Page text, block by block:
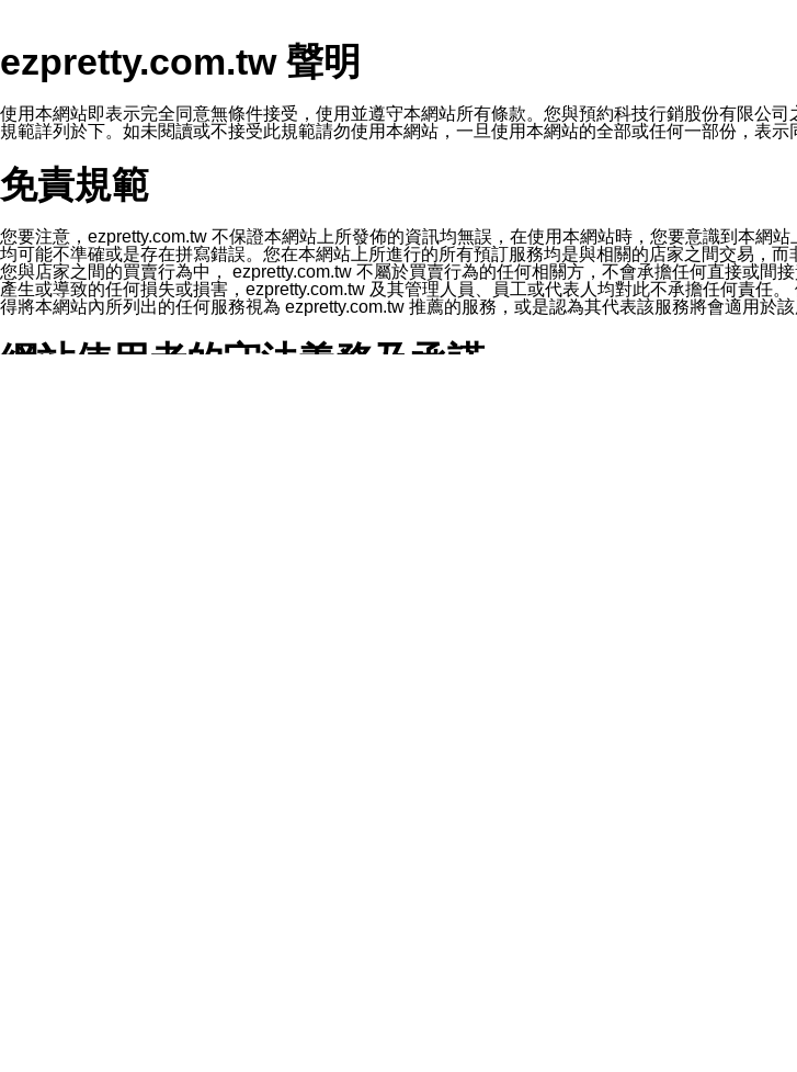
本公司/本服務將以通知型訊息傳送重要訊息給您。即使未加入本公司/本服務好友，您仍可接收到通
本公司/本服務傳送之通知型訊息以對您有效且重要的訊息為限，以廣告或其他目的的訊息皆不會被
2.該 LINE 帳號已在 LINE APP 設定中，同意接收通知型訊息。
3.LINE 帳號未封鎖傳送訊息之 LINE 官方帳號。
欲變更通知型訊息的設定，操作如下：
1.點選「主頁」＞「設定」
2.點選「隱私設定」
3.點選「提供使用資料」
5.開關「接收LINE通知型訊息」
❗️關閉「接收通知型訊息」後，將不會接收到來自任何企業官方帳號或認證官方帳號的通知型訊息。
ezpretty.com.tw 聲明
使用本網站即表示完全同意無條件接受，使用並遵守本網站所有條款。您與預約科技行銷股份有限公
規範詳列於下。如未閱讀或不接受此規範請勿使用本網站，一旦使用本網站的全部或任何一部份，表示
免責規範
您要注意，ezpretty.com.tw 不保證本網站上所發佈的資訊均無誤，在使用本網站時，您要意識到本網
均可能不準確或是存在拼寫錯誤。您在本網站上所進行的所有預訂服務均是與相關的店家之間交易，
您與店家之間的買賣行為中， ezpretty.com.tw 不屬於買賣行為的任何相關方，不會承擔任何直接或
產生或導致的任何損失或損害，ezpretty.com.tw 及其管理人員、員工或代表人均對此不承擔任何責任
得將本網站內所列出的任何服務視為 ezpretty.com.tw 推薦的服務，或是認為其代表該服務將會適用於
網站使用者的守法義務及承諾